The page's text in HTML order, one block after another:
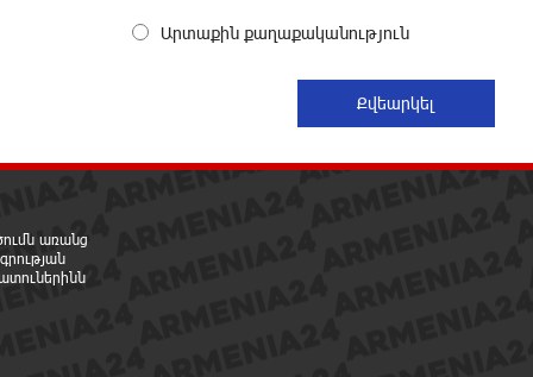
Սարյան փողոցի բնակարաններից
մեկում պայթյունի հետևանքով
55-ամյա տղամարդը
«Այրվածքաբանության ազգային կենտրոն»
Արտաքին քաղաքականություն
առանց